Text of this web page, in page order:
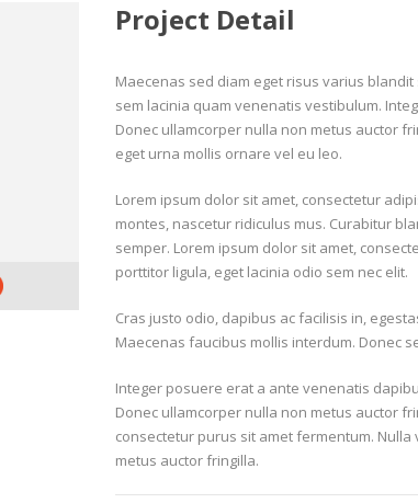
Project Detail
Maecenas sed diam eget risus varius
sem lacinia quam venenatis vestibulum.
Donec ullamcorper nulla non metus auctor
eget urna mollis ornare vel eu leo.
Lorem ipsum dolor sit amet, consectetur
montes, nascetur ridiculus mus. Curabitur
semper. Lorem ipsum dolor sit amet,
porttitor ligula, eget lacinia odio sem nec elit.
Cras justo odio, dapibus ac facilisis in,
Maecenas faucibus mollis interdum. Donec
Integer posuere erat a ante venenatis
Donec ullamcorper nulla non metus auctor
consectetur purus sit amet fermentum.
metus auctor fringilla.